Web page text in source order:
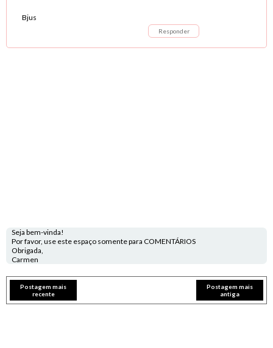
Bjus
Responder
Seja bem-vinda!
Por favor, use este espaço somente para COMENTÁRIOS
Obrigada,
Carmen
Postagem mais
recente
Postagem mais
antiga